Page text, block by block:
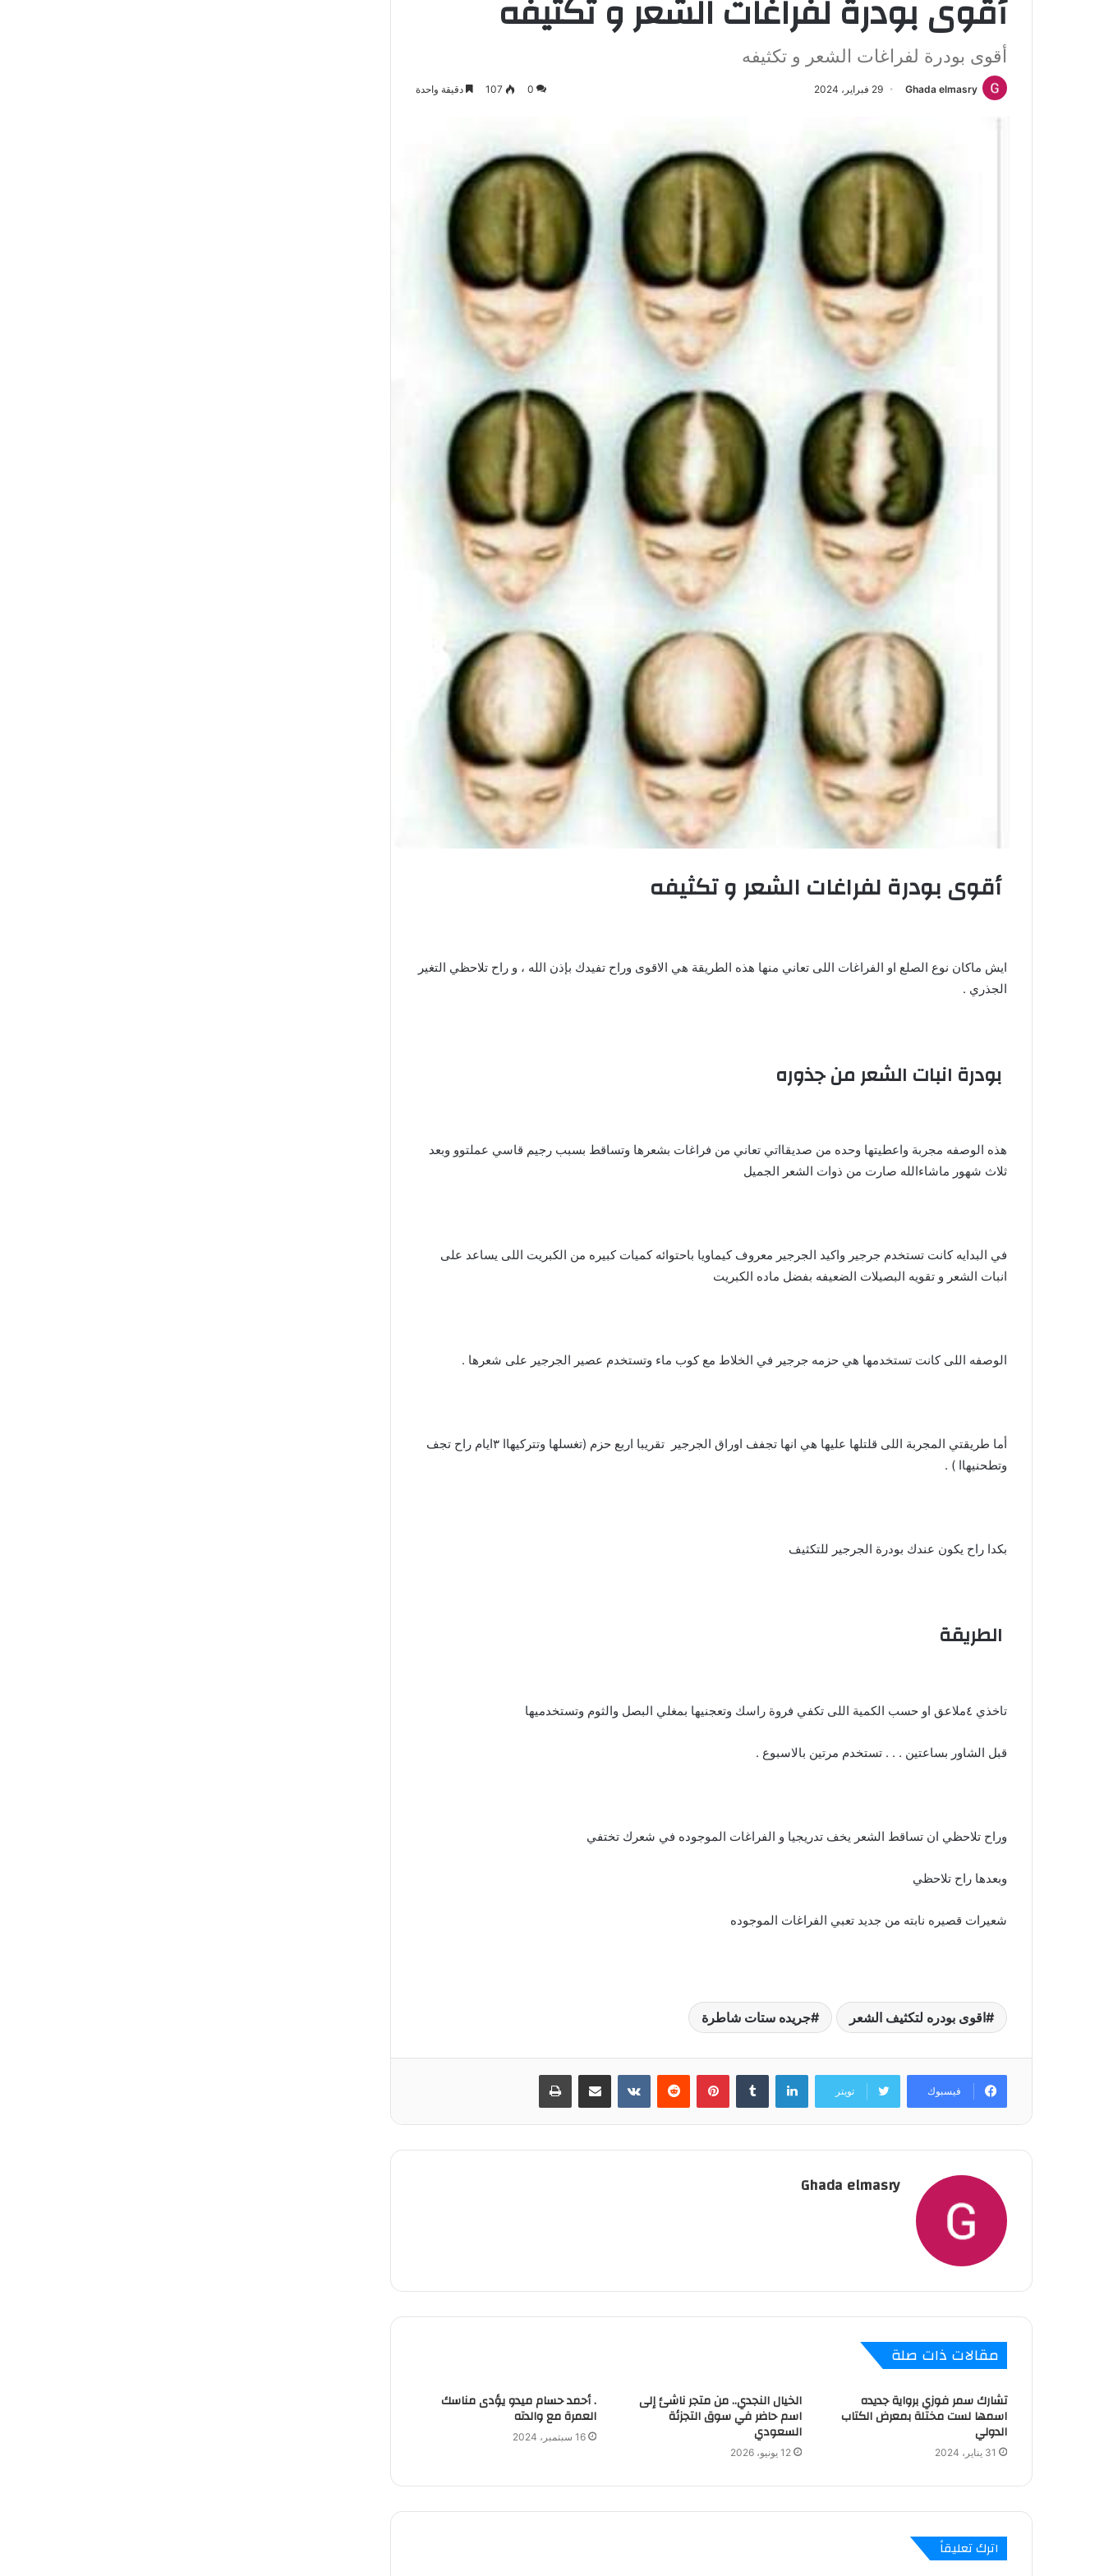
أقوى بودرة لفراغات الشعر و تكثيفه
أقوى بودرة لفراغات الشعر و تكثيفه
Ghada elmasry 29 فبراير، 2024 0
107 دقيقة واحدة
أقوى بودرة لفراغات الشعر و تكثيفه
ايش ماكان نوع الصلع او الفراغات اللى تعاني منها هذه الطريقة هي الاقوى وراح تفيدك بإذن الله ، و راح تلاحظي التغير
الجذري .
بودرة انبات الشعر من جذوره
هذه الوصفه مجربة واعطيتها وحده من صديقااتي تعاني من فراغات بشعرها وتساقط بسبب رجيم قاسي عملتوو وبعد
ثلاث شهور ماشاءالله صارت من ذوات الشعر الجميل
في البدايه كانت تستخدم جرجير واكيد الجرجير معروف كيماويا باحتوائه كميات كبيره من الكبريت اللى يساعد على
انبات الشعر و تقويه البصيلات الضعيفه بفضل ماده الكبريت
الوصفه اللى كانت تستخدمها هي حزمه جرجير في الخلاط مع كوب ماء وتستخدم عصير الجرجير على شعرها .
أما طريقتي المجربة اللى قلتلها عليها هي انها تجفف اوراق الجرجير تقريبا اربع حزم (تغسلها وتتركيهاا ٣ايام راح تجف
وتطحنيهاا ) .
بكدا راح يكون عندك بودرة الجرجير للتكثيف
الطريقة
تاخذي ٤ملاعق او حسب الكمية اللى تكفي فروة راسك وتعجنيها بمغلي البصل والثوم وتستخدميها
قبل الشاور بساعتين . . . تستخدم مرتين بالاسبوع .
وراح تلاحظي ان تساقط الشعر يخف تدريجيا و الفراغات الموجوده في شعرك تختفي
وبعدها راح تلاحظي
شعيرات قصيره نابته من جديد تعبي الفراغات الموجوده
اقوى بودره لتكثيف الشعر جريده ستات شاطرة
فيسبوك تويتر
لينكدإن بينتيريست
Ghada elmasry
مقالات ذات صلة
تشارك سمر فوزي برواية جديده
اسمها لست مختلة بمعرض الكتاب
الدولي
31 يناير، 2024
الخيال النجدي.. من متجر ناشئ إلى
اسم حاضر في سوق التجزئة
السعودي
12 يونيو، 2026
. أحمد حسام ميدو يؤدى مناسك
العمرة مع والدته
16 سبتمبر، 2024
اترك تعليقاً